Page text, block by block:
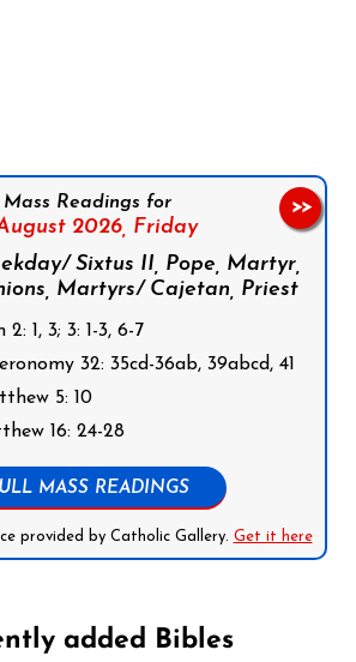
Mass Readings for
2026, Friday
Sixtus II, Pope, Martyr,
Martyrs/ Cajetan, Priest
2: 1, 3; 3: 1-3, 6-7
32: 35cd-36ab, 39abcd, 41
5: 10
16: 24-28
MASS READINGS
provided by Catholic Gallery. Get it here
>>
added Bibles